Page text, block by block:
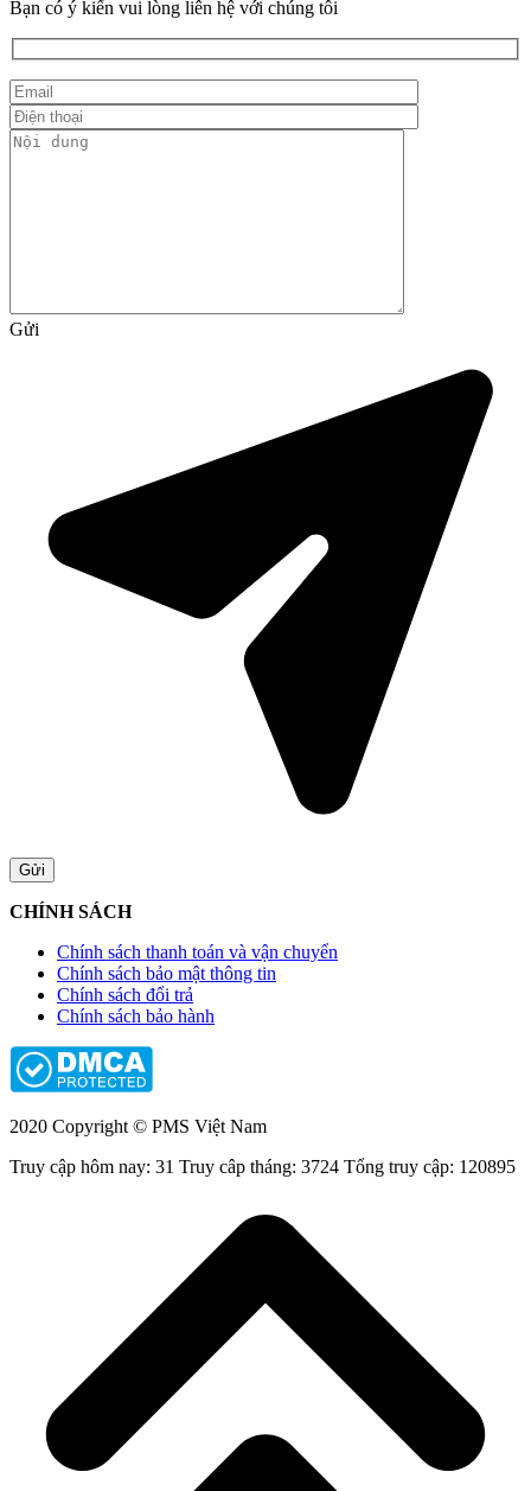
Bạn có ý kiến vui lòng liên hệ với chúng tôi
Gửi
CHÍNH SÁCH
Chính sách thanh toán và vận chuyển
Chính sách bảo mật thông tin
Chính sách đổi trả
Chính sách bảo hành
2020 Copyright © PMS Việt Nam
Truy cập hôm nay: 31 Truy câp tháng: 3724 Tổng truy cập: 120895